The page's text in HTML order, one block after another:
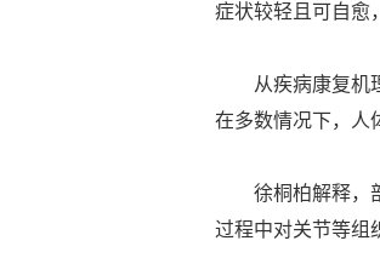
症状较轻且可自愈
从疾病康复机
在多数情况下，人
徐桐柏解释，
过程中对关节等组